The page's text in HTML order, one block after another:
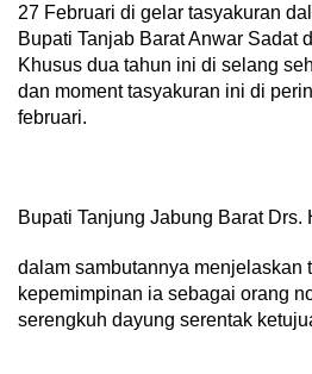
27 Februari di gelar tasyakuran
Bupati Tanjab Barat Anwar Sadat
Khusus dua tahun ini di selang
dan moment tasyakuran ini di
februari.
Bupati Tanjung Jabung Barat Drs.
dalam sambutannya menjelaskan
kepemimpinan ia sebagai orang
serengkuh dayung serentak